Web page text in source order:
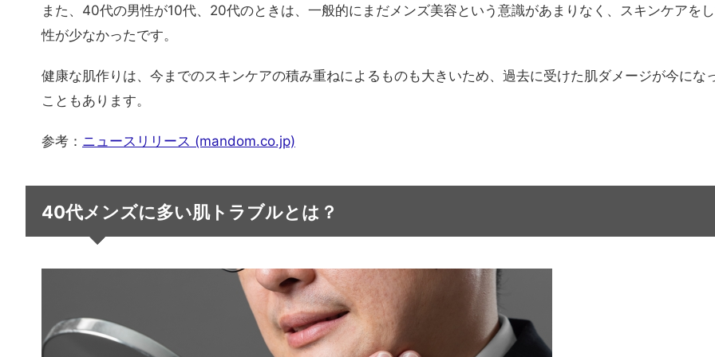
また、40代の男性が10代、20代のときは、一般的にまだメンズ美容という意識があまりなく、スキンケアを
性が少なかったです。
健康な肌作りは、今までのスキンケアの積み重ねによるものも大きいため、過去に受けた肌ダメージが今にな
こともあります。
参考： ニュースリリース (mandom.co.jp)
40代メンズに多い肌トラブルとは？